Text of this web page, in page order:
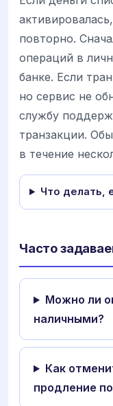
повторно.
операций в
банке. Если
но сервис не
службу
транзакции.
в течение
Что делать,
Часто
Можно ли
наличными?
Как
продление